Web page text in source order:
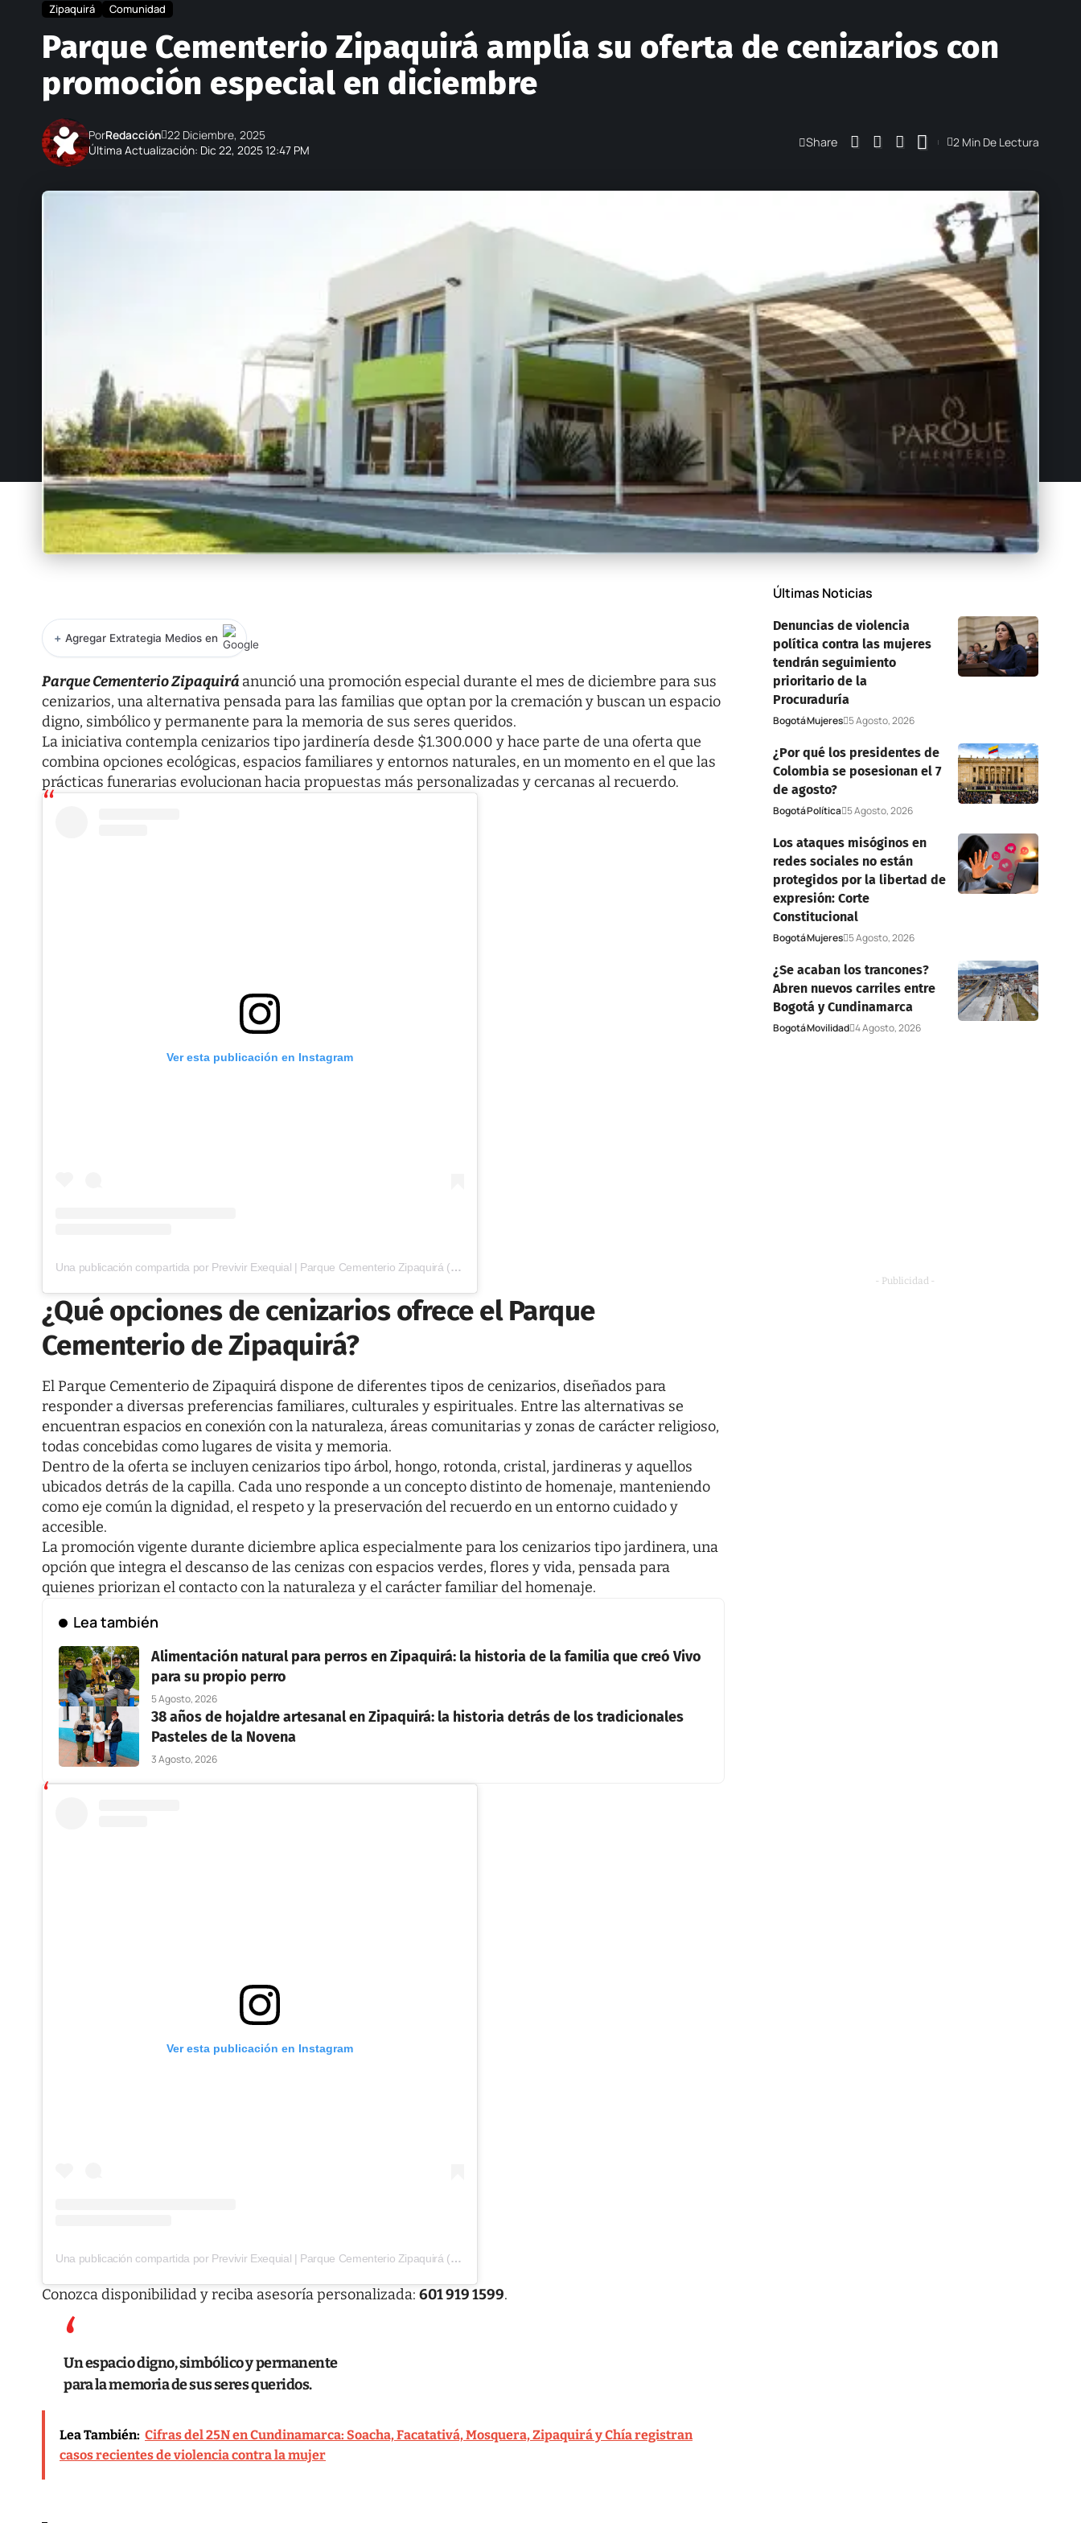
Zipaquirá Comunidad
Parque Cementerio Zipaquirá amplía su oferta de cenizarios con
promoción especial en diciembre
Última Actualización: Dic 22, 2025 12:47 PM
PorRedacción 22 Diciembre, 2025 Share 2 Min De Lectura
+ Agregar Extrategia Medios en
Parque Cementerio Zipaquirá anunció una promoción especial durante el mes de diciembre para sus
cenizarios, una alternativa pensada para las familias que optan por la cremación y buscan un espacio
digno, simbólico y permanente para la memoria de sus seres queridos.
La iniciativa contemplacenizarios tipo jardinería desde $1.300.000 y hace parte de una oferta que
combina opciones ecológicas, espacios familiares y entornos naturales, en un momento en el que las
prácticas funerarias evolucionan hacia propuestas más personalizadas y cercanas al recuerdo.
Ver esta publicación en Instagram
Una publicación compartida por Previvir Exequial | Parque Cementerio Zipaquirá (@previvirpcz)
¿Qué opciones de cenizarios ofrece el Parque
Cementerio de Zipaquirá?
El Parque Cementerio de Zipaquirádispone de diferentes tipos de cenizarios, diseñados para
responder a diversas preferencias familiares, culturales y espirituales. Entre las alternativas se
encuentran espacios en conexión con la naturaleza, áreas comunitarias y zonas de carácter religioso,
todas concebidas como lugares de visita y memoria.
Dentro de la oferta se incluyen cenizarios tipo árbol, hongo, rotonda, cristal, jardineras y aquellos
ubicados detrás de la capilla. Cada uno responde a un concepto distinto de homenaje, manteniendo
como eje común la dignidad, el respeto y la preservación del recuerdo en un entorno cuidado y
accesible.
La promoción vigente durante diciembre aplica especialmente para los cenizarios tipo jardinera, una
opción que integra el descanso de las cenizas con espacios verdes, flores y vida, pensada para
quienes priorizan el contacto con la naturaleza y el carácter familiar del homenaje.
Lea también
Alimentación natural para perros en Zipaquirá: la historia de la familia que creó Vivo
para su propio perro
5 Agosto, 2026
38 años de hojaldre artesanal en Zipaquirá: la historia detrás de los tradicionales
Pasteles de la Novena
3 Agosto, 2026
Ver esta publicación en Instagram
Una publicación compartida por Previvir Exequial | Parque Cementerio Zipaquirá (@previvirpcz)
Conozca disponibilidad y reciba asesoría personalizada: 601 919 1599.
Un espacio digno, simbólico y permanente
para la memoria de sus seres queridos.
Lea También: Cifras del 25N en Cundinamarca: Soacha, Facatativá, Mosquera, Zipaquirá y Chía registran
casos recientes de violencia contra la mujer
Últimas Noticias
Denuncias de violencia
política contra las mujeres
tendrán seguimiento
prioritario de la
Procuraduría
BogotáMujeres 5 Agosto, 2026
¿Por qué los presidentes de
Colombia se posesionan el 7
de agosto?
BogotáPolítica 5 Agosto, 2026
Los ataques misóginos en
redes sociales no están
protegidos por la libertad de
expresión: Corte
Constitucional
BogotáMujeres 5 Agosto, 2026
¿Se acaban los trancones?
Abren nuevos carriles entre
Bogotá y Cundinamarca
BogotáMovilidad 4 Agosto, 2026
- Publicidad -